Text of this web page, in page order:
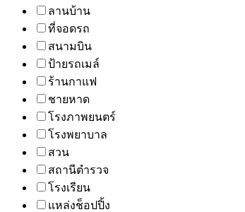
ลานบ้าน
ที่จอดรถ
สนามบิน
ป้ายรถเมล์
ร้านกาแฟ
ชายหาด
โรงภาพยนตร์
โรงพยาบาล
สวน
สถานีตำรวจ
โรงเรียน
แหล่งช็อปปิ้ง